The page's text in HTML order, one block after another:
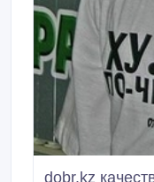
dobr.kz